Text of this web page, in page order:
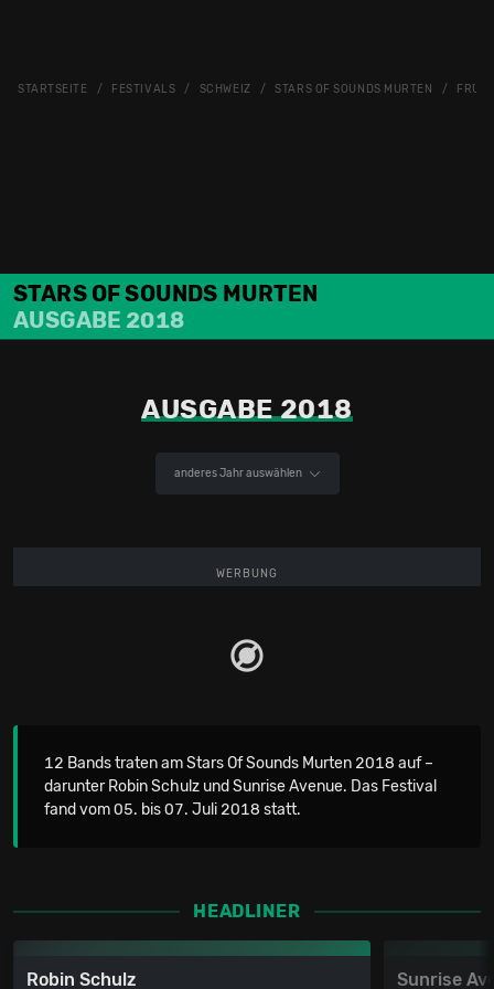
STARTSEITE FESTIVALS SCHWEIZ STARS OF SOUNDS MURTEN
STARS OF SOUNDS MURTEN
AUSGABE 2018
AUSGABE 2018
anderes Jahr auswählen
WERBUNG
12 Bands traten am Stars Of Sounds Murten 2018 auf –
darunter Robin Schulz und Sunrise Avenue. Das Festival
fand vom 05. bis 07. Juli 2018 statt.
HEADLINER
Robin Schulz Sunrise